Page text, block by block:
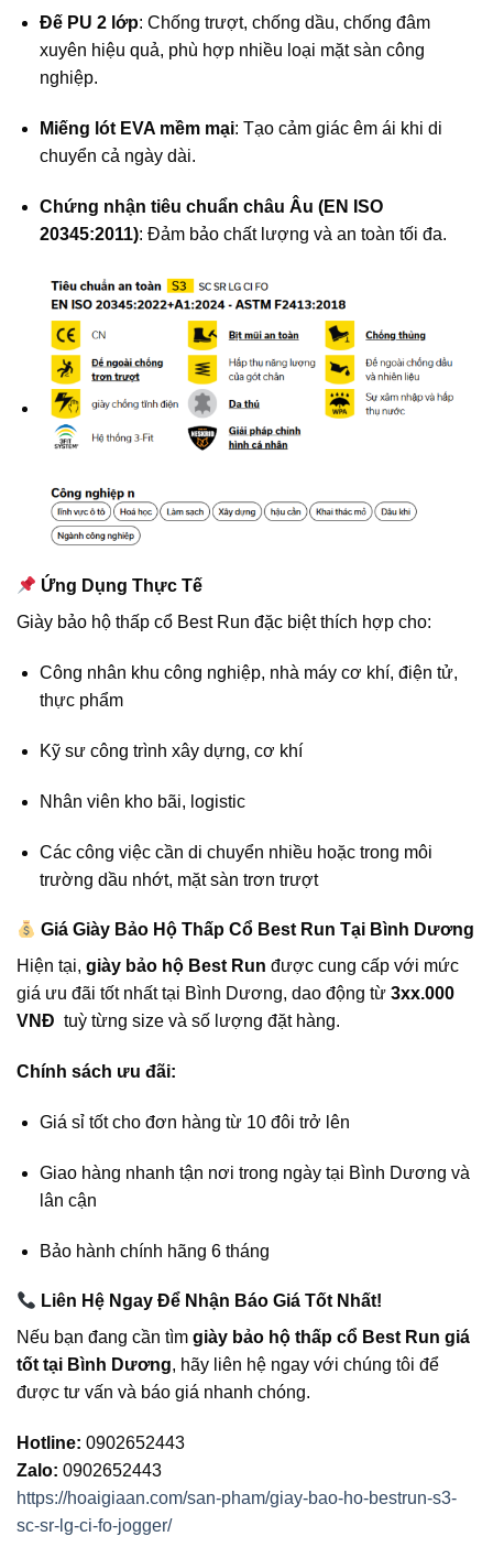
Đế PU 2 lớp: Chống trượt, chống dầu, chống đâm
xuyên hiệu quả, phù hợp nhiều loại mặt sàn công
nghiệp.
Miếng lót EVA mềm mại: Tạo cảm giác êm ái khi di
chuyển cả ngày dài.
Chứng nhận tiêu chuẩn châu Âu (EN ISO
20345:2011): Đảm bảo chất lượng và an toàn tối đa.
Ứng Dụng Thực Tế
Giày bảo hộ thấp cổ Best Run đặc biệt thích hợp cho:
Công nhân khu công nghiệp, nhà máy cơ khí, điện tử,
thực phẩm
Kỹ sư công trình xây dựng, cơ khí
Nhân viên kho bãi, logistic
Các công việc cần di chuyển nhiều hoặc trong môi
trường dầu nhớt, mặt sàn trơn trượt
Giá Giày Bảo Hộ Thấp Cổ Best Run Tại Bình Dương
Hiện tại, giày bảo hộ Best Run được cung cấp với mức
giá ưu đãi tốt nhất tại Bình Dương, dao động từ 3xx.000
VNĐ tuỳ từng size và số lượng đặt hàng.
Chính sách ưu đãi:
Giá sỉ tốt cho đơn hàng từ 10 đôi trở lên
Giao hàng nhanh tận nơi trong ngày tại Bình Dương và
lân cận
Bảo hành chính hãng 6 tháng
Liên Hệ Ngay Để Nhận Báo Giá Tốt Nhất!
Nếu bạn đang cần tìm giày bảo hộ thấp cổ Best Run giá
tốt tại Bình Dương, hãy liên hệ ngay với chúng tôi để
được tư vấn và báo giá nhanh chóng.
Hotline: 0902652443
Zalo: 0902652443
https://hoaigiaan.com/san-pham/giay-bao-ho-bestrun-s3-
sc-sr-lg-ci-fo-jogger/